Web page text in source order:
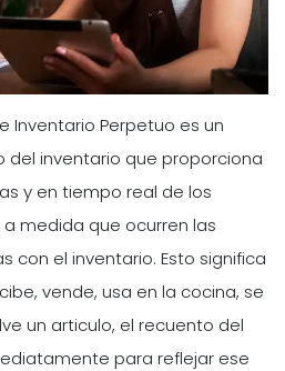
Inventario Perpetuo es un
del inventario que proporciona
y en tiempo real de los
medida que ocurren las
con el inventario. Esto significa
vende, usa en la cocina, se
un articulo, el recuento del
para reflejar ese